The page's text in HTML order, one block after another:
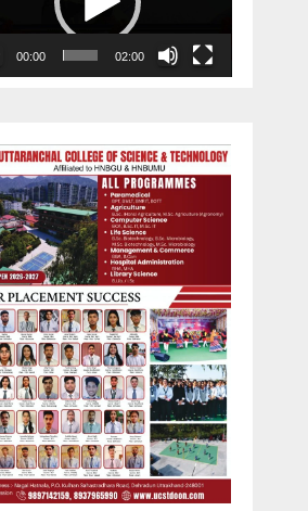
00:00 02:00